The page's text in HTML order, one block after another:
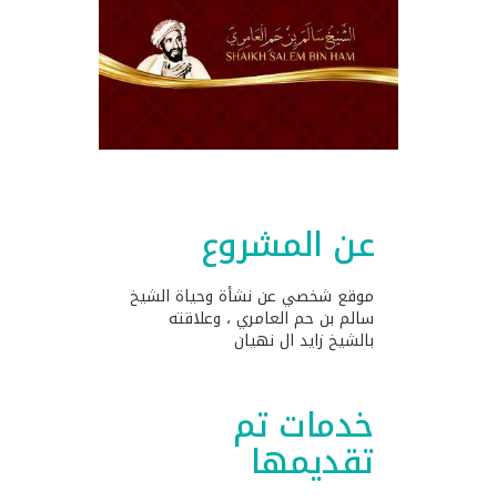
عن المشروع
موقع شخصي عن نشأة وحياة الشيخ
سالم بن حم العامري ، وعلاقته
بالشيخ زايد ال نهيان
خدمات تم
تقديمها